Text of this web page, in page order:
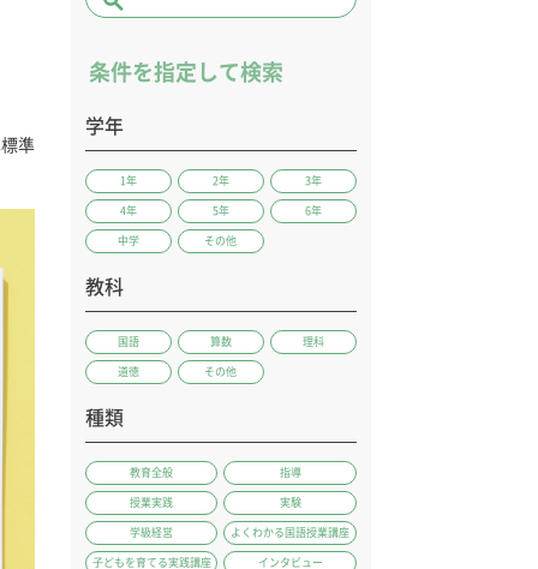
準
条件を指定して検索
学年
1年 2年 3年
4年 5年 6年
中学 その他
教科
国語 算数 理科
道徳 その他
種類
教育全般 指導
授業実践 実験
学級経営 よくわかる国語授業講座
子どもを育てる実践講座 インタビュー